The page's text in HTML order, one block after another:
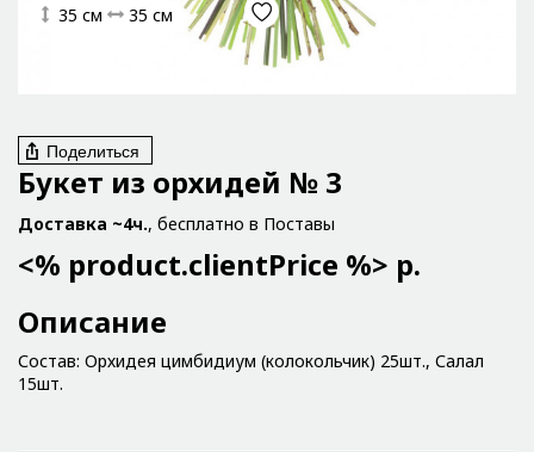
35 см 35 см
Поделиться
Букет из орхидей № 3
Доставка ~4ч., бесплатно в Поставы
<% product.clientPrice %> р.
Описание
Состав: Орхидея цимбидиум (колокольчик) 25шт., Салал
15шт.